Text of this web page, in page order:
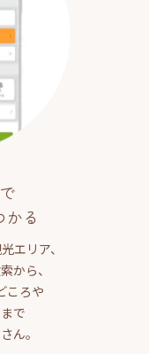
る
エリア、
から、
ころや
で
ん。